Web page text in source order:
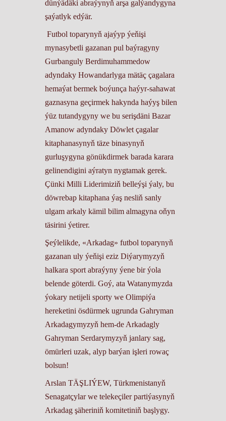
dünýädäki abraýynyň arşa galýandygyna
şaýatlyk edýär.
Futbol toparynyň ajaýyp ýeňişi
mynasybetli gazanan pul baýragyny
Gurbanguly Berdimuhammedow
adyndaky Howandarlyga mätäç çagalara
hemaýat bermek boýunça haýyr-sahawat
gaznasyna geçirmek hakynda haýyş bilen
ýüz tutandygyny we bu serişdäni Bazar
Amanow adyndaky Döwlet çagalar
kitaphanasynyň täze binasynyň
gurluşygyna gönükdirmek barada karara
gelinendigini aýratyn nygtamak gerek.
Çünki Milli Liderimiziň belleýşi ýaly, bu
döwrebap kitaphana ýaş nesliň sanly
ulgam arkaly kämil bilim almagyna oňyn
täsirini ýetirer.
Şeýlelikde, «Arkadag» futbol toparynyň
gazanan uly ýeňişi eziz Diýarymyzyň
halkara sport abraýyny ýene bir ýola
belende göterdi. Goý, ata Watanymyzda
ýokary netijeli sporty we Olimpiýa
hereketini ösdürmek ugrunda Gahryman
Arkadagymyzyň hem-de Arkadagly
Gahryman Serdarymyzyň janlary sag,
ömürleri uzak, alyp barýan işleri rowaç
bolsun!
Arslan TÄŞLIÝEW, Türkmenistanyň
Senagatçylar we telekeçiler partiýasynyň
Arkadag şäheriniň komitetiniň başlygy.